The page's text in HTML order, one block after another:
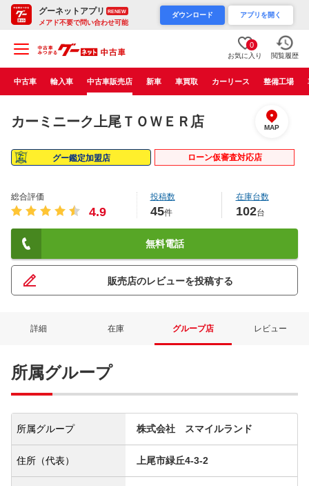
グーネットアプリ RENEW
メアド不要で問い合わせ可能
ダウンロード アプリを開く
0
お気に入り 閲覧履歴
中古車 輸入車 中古車販売店 新車 車買取 カーリース 整備工場
カーミニーク上尾ＴＯＷＥＲ店 MAP
グー鑑定加盟店 ローン仮審査対応店
総合評価
4.9
投稿数
45件
在庫台数
102台
無料電話
販売店のレビューを投稿する
詳細 在庫 グループ店 レビュー
所属グループ
所属グループ 株式会社 スマイルランド
住所（代表） 上尾市緑丘4-3-2